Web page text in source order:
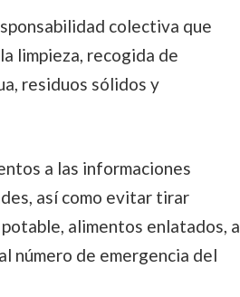
colectiva que
limpieza, recogida de
residuos sólidos y
a las informaciones
así como evitar tirar
alimentos enlatados, a
número de emergencia del